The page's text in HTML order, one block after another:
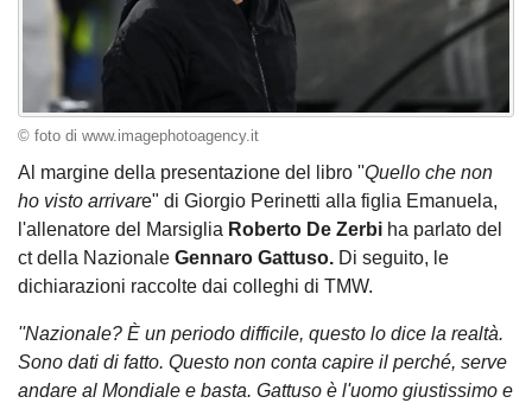
© foto di www.imagephotoagency.it
Al margine della presentazione del libro ''Quello che non
ho visto arrivare" di Giorgio Perinetti alla figlia Emanuela,
l'allenatore del Marsiglia Roberto De Zerbi ha parlato del
ct della Nazionale Gennaro Gattuso. Di seguito, le
dichiarazioni raccolte dai colleghi di TMW.
''Nazionale? È un periodo difficile, questo lo dice la realtà.
Sono dati di fatto. Questo non conta capire il perché, serve
andare al Mondiale e basta. Gattuso è l'uomo giustissimo e